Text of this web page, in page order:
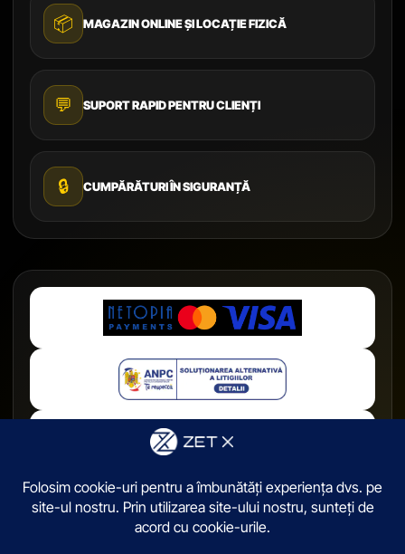
📦 MAGAZIN ONLINE ȘI LOCAȚIE FIZICĂ
💬 SUPORT RAPID PENTRU CLIENȚI
🔒 CUMPĂRĂTURI ÎN SIGURANȚĂ